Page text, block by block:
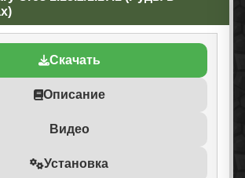
Скачать
Описание
Видео
Установка